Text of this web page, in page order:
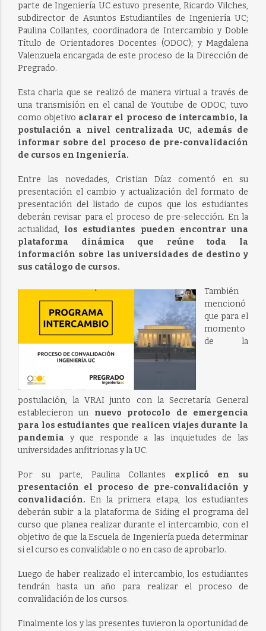
parte de Ingeniería UC estuvo presente, Ricardo Vilches,
subdirector de Asuntos Estudiantiles de Ingeniería UC;
Paulina Collantes, coordinadora de Intercambio y Doble
Título de Orientadores Docentes (ODOC); y Magdalena
Valenzuela encargada de este proceso de la Dirección de
Pregrado.
Esta charla que se realizó de manera virtual a través de
una transmisión en el canal de Youtube de ODOC, tuvo
como objetivo aclarar el proceso de intercambio, la
postulación a nivel centralizada UC, además de
informar sobre del proceso de pre-convalidación
de cursos en Ingeniería.
Entre las novedades, Cristian Díaz comentó en su
presentación el cambio y actualización del formato de
presentación del listado de cupos que los estudiantes
deberán revisar para el proceso de pre-selección. En la
actualidad, los estudiantes pueden encontrar una
plataforma dinámica que reúne toda la
información sobre las universidades de destino y
sus catálogo de cursos.
También
mencionó
que para el
momento
de la
postulación, la VRAI junto con la Secretaría General
establecieron un nuevo protocolo de emergencia
para los estudiantes que realicen viajes durante la
pandemia y que responde a las inquietudes de las
universidades anfitrionas y la UC.
Por su parte, Paulina Collantes explicó en su
presentación el proceso de pre-convalidación y
convalidación. En la primera etapa, los estudiantes
deberán subir a la plataforma de Siding el programa del
curso que planea realizar durante el intercambio, con el
objetivo de que la Escuela de Ingeniería pueda determinar
si el curso es convalidable o no en caso de aprobarlo.
Luego de haber realizado el intercambio, los estudiantes
tendrán hasta un año para realizar el proceso de
convalidación de los cursos.
Finalmente los y las presentes tuvieron la oportunidad de